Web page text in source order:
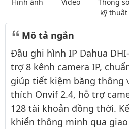
kỹ thuật
Mô tả ngắn
Đầu ghi hình IP Dahua
trợ 8 kênh camera IP,
giúp tiết kiệm băng thông
thích Onvif 2.4, hỗ trợ
128 tài khoản đồng thời.
khiển thông minh qua